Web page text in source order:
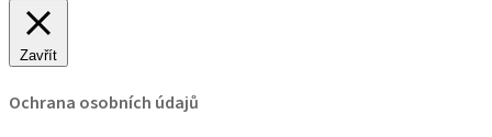
Zavřít
Ochrana osobních údajů